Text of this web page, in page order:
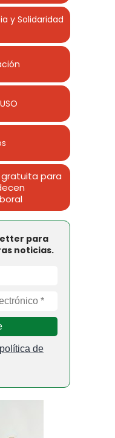
y Solidaridad
USO
para
para
noticias.
política de